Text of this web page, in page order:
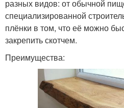
разных видов: от обычной
специализированной
плёнки в том, что её можно
закрепить скотчем.
Преимущества: